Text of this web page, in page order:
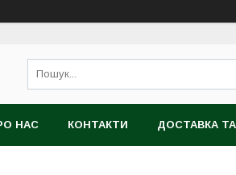
НАС КОНТАКТИ ДОСТАВКА